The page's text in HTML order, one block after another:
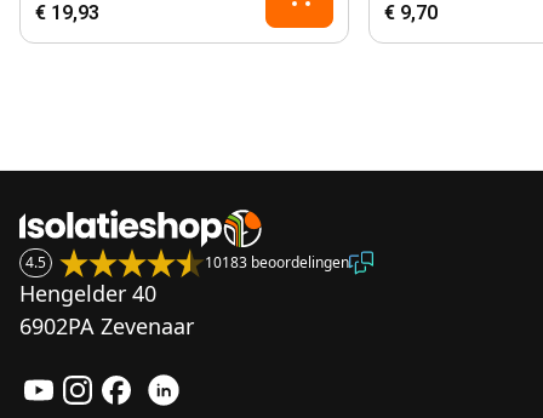
€ 19,93 € 9,70
4.5 10183 beoordelingen
Hengelder 40
6902PA Zevenaar